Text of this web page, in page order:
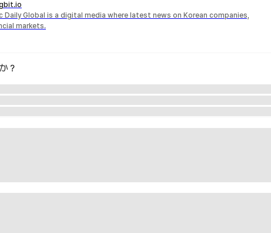
Daily Global is a digital media where latest news on Korean companies,
markets.
？